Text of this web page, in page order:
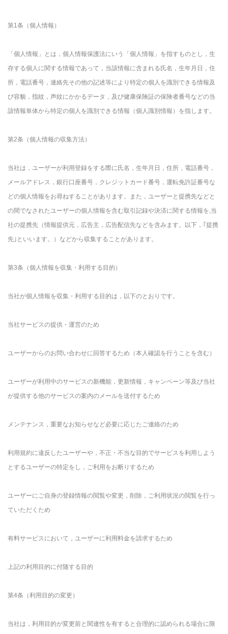
第1条（個人情報）
「個人情報」とは，個人情報保護法にいう「個人情報」を指すものとし，生
存する個人に関する情報であって，当該情報に含まれる氏名，生年月日，住
所，電話番号，連絡先その他の記述等により特定の個人を識別できる情報及
び容貌，指紋，声紋にかかるデータ，及び健康保険証の保険者番号などの当
該情報単体から特定の個人を識別できる情報（個人識別情報）を指します。
第2条（個人情報の収集方法）
当社は，ユーザーが利用登録をする際に氏名，生年月日，住所，電話番号，
メールアドレス，銀行口座番号，クレジットカード番号，運転免許証番号な
どの個人情報をお尋ねすることがあります。また，ユーザーと提携先などと
の間でなされたユーザーの個人情報を含む取引記録や決済に関する情報を,当
社の提携先（情報提供元，広告主，広告配信先などを含みます。以下，｢提携
先｣といいます。）などから収集することがあります。
第3条（個人情報を収集・利用する目的）
当社が個人情報を収集・利用する目的は，以下のとおりです。
当社サービスの提供・運営のため
ユーザーからのお問い合わせに回答するため（本人確認を行うことを含む）
ユーザーが利用中のサービスの新機能，更新情報，キャンペーン等及び当社
が提供する他のサービスの案内のメールを送付するため
メンテナンス，重要なお知らせなど必要に応じたご連絡のため
利用規約に違反したユーザーや，不正・不当な目的でサービスを利用しよう
とするユーザーの特定をし，ご利用をお断りするため
ユーザーにご自身の登録情報の閲覧や変更，削除，ご利用状況の閲覧を行っ
ていただくため
有料サービスにおいて，ユーザーに利用料金を請求するため
上記の利用目的に付随する目的
第4条（利用目的の変更）
当社は，利用目的が変更前と関連性を有すると合理的に認められる場合に限